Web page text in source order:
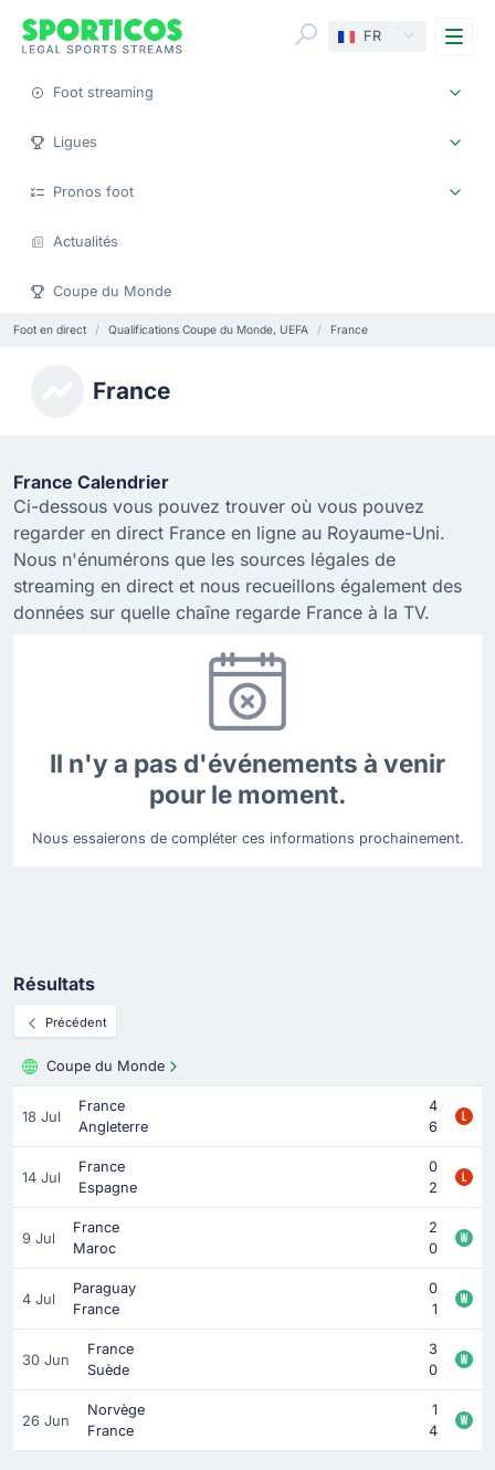
FR
Foot streaming
Ligues
Pronos foot
Actualités
Coupe du Monde
Foot en direct Qualifications Coupe du Monde, UEFA France
France
France Calendrier
Ci-dessous vous pouvez trouver où vous pouvez
regarder en direct France en ligne au Royaume-Uni.
Nous n'énumérons que les sources légales de
streaming en direct et nous recueillons également des
données sur quelle chaîne regarde France à la TV.
Il n'y a pas d'événements à venir
pour le moment.
Nous essaierons de compléter ces informations prochainement.
Résultats
Précédent
Coupe du Monde
18 Jul
France
4
Angleterre
6
14 Jul
France
0
Espagne
2
9 Jul
France
2
Maroc
0
4 Jul
Paraguay
0
France
1
30 Jun
France
3
Suède
0
26 Jun
Norvège
1
France
4